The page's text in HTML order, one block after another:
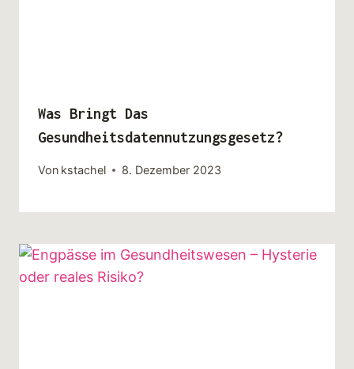
Was Bringt Das
Gesundheitsdatennutzungsgesetz?
Von kstachel 8. Dezember 2023